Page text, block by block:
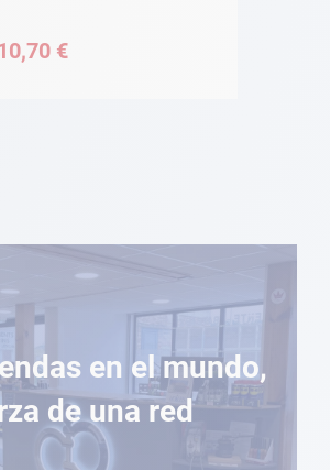
€
en el mundo,
de una red